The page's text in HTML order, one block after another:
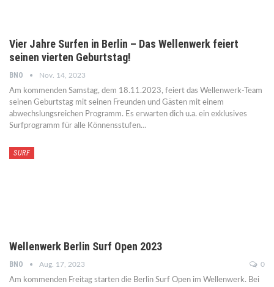
Vier Jahre Surfen in Berlin – Das Wellenwerk feiert
seinen vierten Geburtstag!
BNO Nov. 14, 2023
Am kommenden Samstag, dem 18.11.2023, feiert das Wellenwerk-Team
seinen Geburtstag mit seinen Freunden und Gästen mit einem
abwechslungsreichen Programm. Es erwarten dich u.a. ein exklusives
Surfprogramm für alle Könnensstufen…
SURF
Wellenwerk Berlin Surf Open 2023
BNO Aug. 17, 2023 0
Am kommenden Freitag starten die Berlin Surf Open im Wellenwerk. Bei